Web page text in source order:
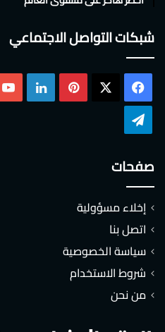
شبكات التواصل الاجتماعي
فيسبوك بينتيريست لينكدإن
صفحات
إخلاء مسؤولية
اتصل بنا
سياسة الخصوصية
شروط الاستخدام
من نحن